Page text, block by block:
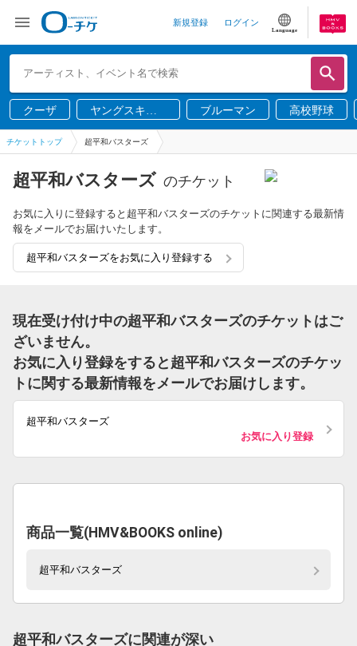
新規登録 ログイン
Language
クーザ
ヤングスキニ
ー
ブルーマン 高校野球
チケットトップ 超平和バスターズ
超平和バスターズ のチケット
お気に入りに登録すると超平和バスターズのチケットに関連する最新情
報をメールでお届けいたします。
超平和バスターズをお気に入り登録する
現在受け付け中の超平和バスターズのチケットはご
ざいません。
お気に入り登録をすると超平和バスターズのチケッ
トに関する最新情報をメールでお届けします。
超平和バスターズ
お気に入り登録
商品一覧(HMV&BOOKS online)
超平和バスターズ
超平和バスターズに関連が深い